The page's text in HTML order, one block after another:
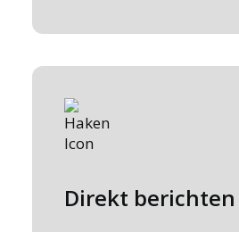
Direkt berichten